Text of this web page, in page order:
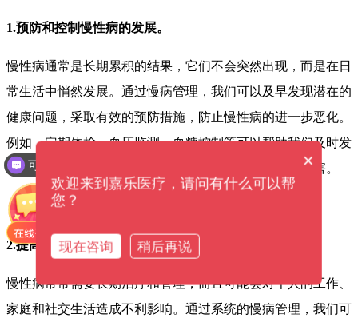
1.预防和控制慢性病的发展。
慢性病通常是长期累积的结果，它们不会突然出现，而是在日
常生活中悄然发展。通过慢病管理，我们可以及早发现潜在的
健康问题，采取有效的预防措施，防止慢性病的进一步恶化。
例如，定期体检、血压监测、血糖控制等可以帮助我们及时发
现和干预高血压、糖尿病等慢性病，减少其对身体的损害。
2.提高患者的生活质量。
慢性病常常需要长期治疗和管理，而且可能会对个人的工作、
家庭和社交生活造成不利影响。通过系统的慢病管理，我们可
×
欢迎来到嘉乐医疗，请问有什么可以帮
您？
现在咨询 稍后再说